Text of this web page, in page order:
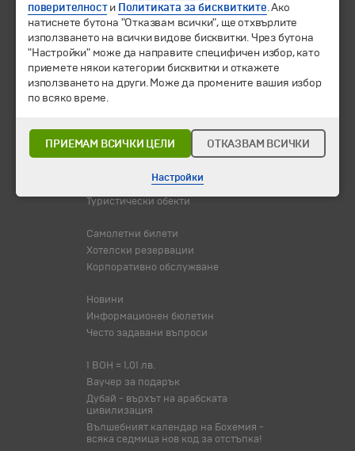
Екскурзии и почивки
Направления
Календар
Всички програми от А до Я
Промоции
Оферта на деня
Туристически обекти
Самолетни билети
Хотелски резервации
Корпоративно обслужване
Новини
Информационен бюлетин
Често задавани въпроси
1 BOH = 1,01 лв.
Ваучер за подарък
Дубай - върхът на арабската
цивилизация
Вълшебният календар на Бохемия -
всяка седмица нов код за отстъпка!
поверителности Политиката за бисквитките. Ако
натиснете бутона "Отказвам всички", ще отхвърлите
използването на всички видове бисквитки. Чрез бутона
"Настройки" може да направите специфичен избор, като
приемете някои категории бисквитки и откажете
използването на други. Може да промените вашия избор
по всяко време.
ПРИЕМАМ ВСИЧКИ ЦЕЛИ ОТКАЗВАМ ВСИЧКИ
Настройки